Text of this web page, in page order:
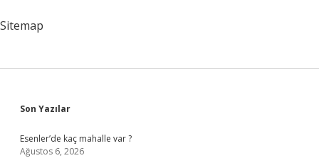
Sitemap
Sidebar
Son Yazılar
Esenler’de kaç mahalle var ?
Ağustos 6, 2026